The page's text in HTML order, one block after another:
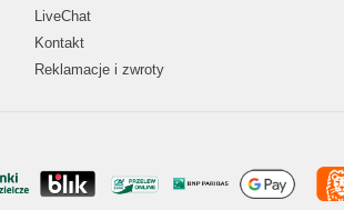
LiveChat
Kontakt
Reklamacje i zwroty